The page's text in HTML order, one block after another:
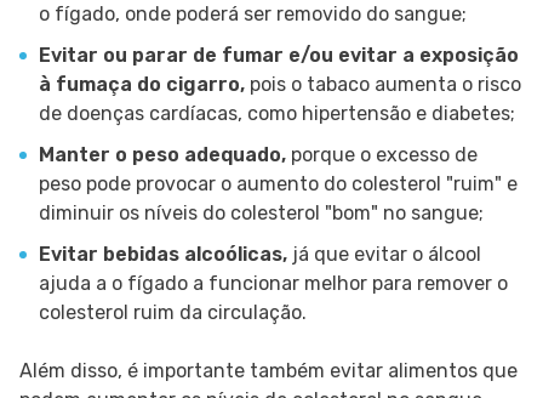
o fígado, onde poderá ser removido do sangue;
Evitar ou parar de fumar e/ou evitar a exposição
à fumaça do cigarro, pois o tabaco aumenta o risco
de doenças cardíacas, como hipertensão e diabetes;
Manter o peso adequado, porque o excesso de
peso pode provocar o aumento do colesterol "ruim" e
diminuir os níveis do colesterol "bom" no sangue;
Evitar bebidas alcoólicas, já que evitar o álcool
ajuda a o fígado a funcionar melhor para remover o
colesterol ruim da circulação.
Além disso, é importante também evitar alimentos que